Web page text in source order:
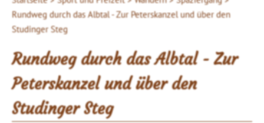
Rundweg durch das Albtal - Zur Peterskanzel und über den
Studinger Steg
Rundweg durch das Albtal - Zur
Peterskanzel und über den
Studinger Steg